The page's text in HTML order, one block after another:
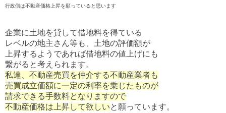
行政側は不動産価格上昇を願っていると思います
企業に土地を貸して借地料を得ている
レベルの地主さん等も、土地の評価額が
上昇するようであれば借地料の値上げにも
繋がると考えられます。
私達、不動産売買を仲介する不動産業者も
売買成立価額に一定の利率を乗じたものが
請求できる手数料となりますので
不動産価格は上昇して欲しいと願っています。